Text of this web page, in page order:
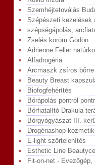
Szemhéjtetoválás
Szépészeti kezelések
szépségápolás,
Zselés köröm Gödön
Adrienne Feller
Alfadrogéria
Arcmaszk zsíros bőrre
Beauty Breast
Biofogfehérítés
Bőrápolás pontról
Bőrfiatalító Drakula
Bőrgyógyászat III.
Drogériashop
E-light szőrtelenítés
Esthetic Line
Fit-on-net - Evezőgép,